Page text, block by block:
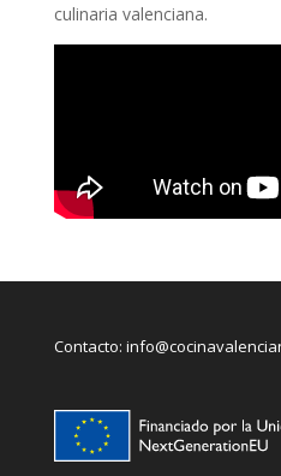
culinaria valenciana.
Contacto: